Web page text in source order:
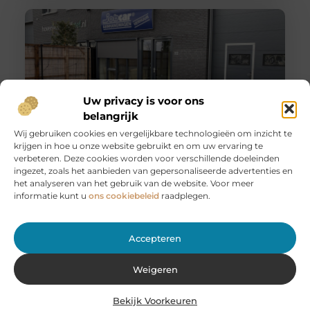
Uw privacy is voor ons
belangrijk
Wij gebruiken cookies en vergelijkbare technologieën om inzicht te
krijgen in hoe u onze website gebruikt en om uw ervaring te
verbeteren. Deze cookies worden voor verschillende doeleinden
ingezet, zoals het aanbieden van gepersonaliseerde advertenties en
het analyseren van het gebruik van de website. Voor meer
informatie kunt u ons cookiebeleid raadplegen.
Accepteren
Weigeren
Bekijk Voorkeuren
Huur een aanhanger of autoambulance bij JobCar –
Voor elk vervoer de juiste oplossing
Bij JobCar in Etten-Leur bent u aan het juiste adres voor
het huren van aanhangers en autoambulances. Of u nu